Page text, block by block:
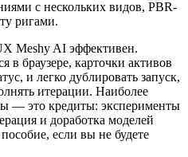
с нескольких видов, PBR-
ригами.
Meshy AI эффективен.
браузере, карточки активов
и легко дублировать запуск,
итерации. Наиболее
— это кредиты: эксперименты
и доработка моделей
если вы не будете